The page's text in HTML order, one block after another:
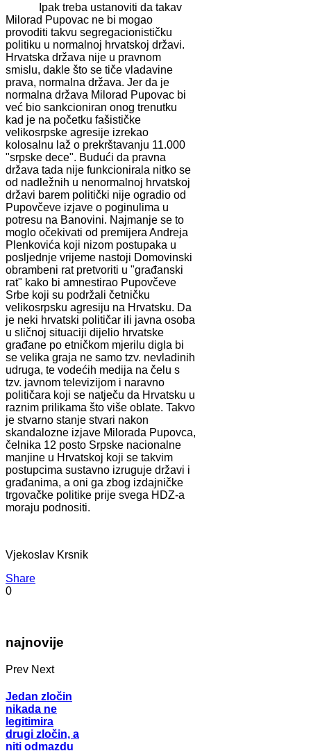
Ipak treba ustanoviti da takav
Milorad Pupovac ne bi mogao
provoditi takvu segregacionističku
politiku u normalnoj hrvatskoj državi.
Hrvatska država nije u pravnom
smislu, dakle što se tiče vladavine
prava, normalna država. Jer da je
normalna država Milorad Pupovac bi
već bio sankcioniran onog trenutku
kad je na početku fašističke
velikosrpske agresije izrekao
kolosalnu laž o prekrštavanju 11.000
"srpske dece". Budući da pravna
država tada nije funkcionirala nitko se
od nadležnih u nenormalnoj hrvatskoj
državi barem politički nije ogradio od
Pupovčeve izjave o poginulima u
potresu na Banovini. Najmanje se to
moglo očekivati od premijera Andreja
Plenkovića koji nizom postupaka u
posljednje vrijeme nastoji Domovinski
obrambeni rat pretvoriti u "građanski
rat" kako bi amnestirao Pupovčeve
Srbe koji su podržali četničku
velikosrpsku agresiju na Hrvatsku. Da
je neki hrvatski političar ili javna osoba
u sličnoj situaciji dijelio hrvatske
građane po etničkom mjerilu digla bi
se velika graja ne samo tzv. nevladinih
udruga, te vodećih medija na čelu s
tzv. javnom televizijom i naravno
političara koji se natječu da Hrvatsku u
raznim prilikama što više oblate. Takvo
je stvarno stanje stvari nakon
skandalozne izjave Milorada Pupovca,
čelnika 12 posto Srpske nacionalne
manjine u Hrvatskoj koji se takvim
postupcima sustavno izruguje državi i
građanima, a oni ga zbog izdajničke
trgovačke politike prije svega HDZ-a
moraju podnositi.
Vjekoslav Krsnik
Share
0
najnovije
Prev Next
Jedan zločin
nikada ne
legitimira
drugi zločin, a
niti odmazdu